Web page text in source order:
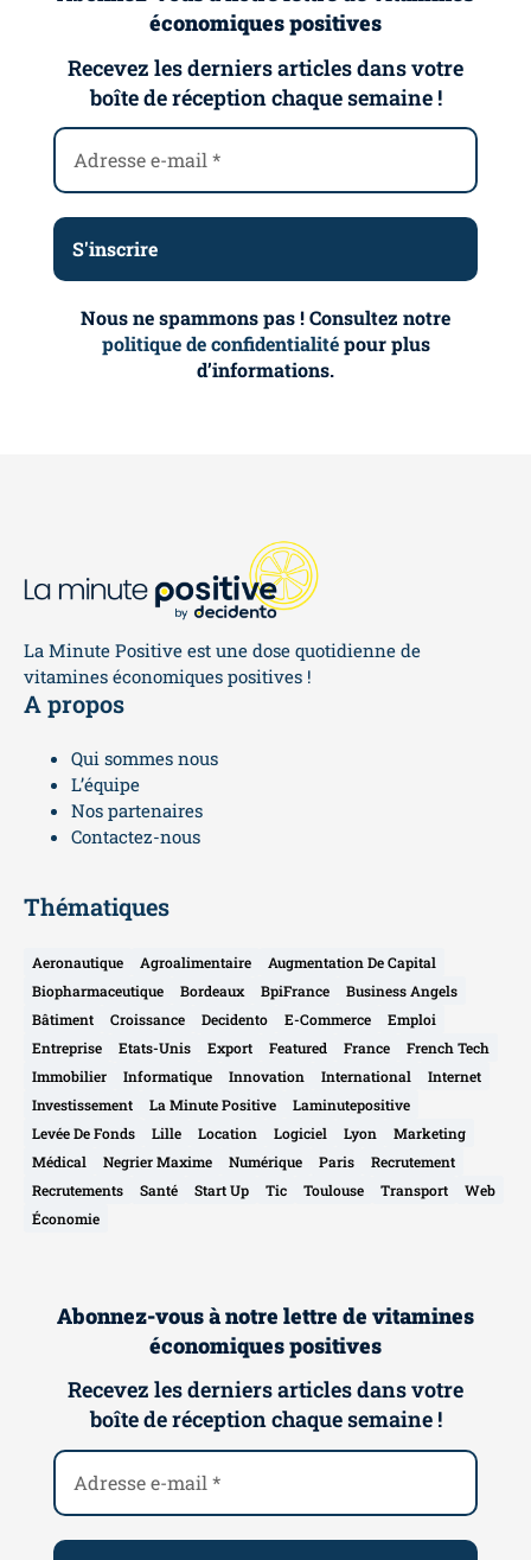
économiques positives
Recevez les derniers articles dans votre
boîte de réception chaque semaine !
Nous ne spammons pas ! Consultez notre
politique de confidentialitépour plus
d’informations.
La Minute Positive est une dose quotidienne de
vitamines économiques positives !
A propos
Qui sommes nous
L’équipe
Nos partenaires
Contactez-nous
Thématiques
Aeronautique Agroalimentaire
Augmentation De Capital
Biopharmaceutique
Bordeaux BpiFrance
Business Angels
Bâtiment
Croissance Decidento E-Commerce
Emploi
Entreprise
Etats-Unis Export Featured France
French Tech
Immobilier
Informatique Innovation International
Internet
Investissement
La Minute Positive
Laminutepositive
Levée De Fonds
Lille Location Logiciel Lyon
Marketing
Médical
Negrier Maxime Numérique Paris
Recrutement
Recrutements
Santé Start Up Tic Toulouse Transport
Web
Économie
Abonnez-vous à notre lettre de vitamines
économiques positives
Recevez les derniers articles dans votre
boîte de réception chaque semaine !